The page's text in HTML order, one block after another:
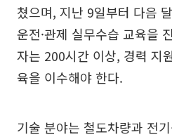
쳤으며, 지난 9일부터 다음
운전·관제 실무수습 교육을
자는 200시간 이상, 경력 지
육을 이수해야 한다.
기술 분야는 철도차량과 전